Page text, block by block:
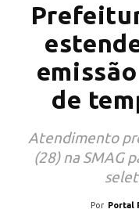
de
Atendimento
(28) na SMAG
Por Portal